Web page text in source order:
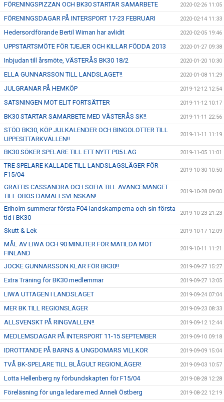
FÖRENINGSPIZZAN OCH BK30 STARTAR SAMARBETE 2020-02-26 11:05
FÖRENINGSDAGAR PÅ INTERSPORT 17-23 FEBRUARI 2020-02-14 11:33
Hedersordförande Bertil Wiman har avlidit 2020-02-05 19:46
UPPSTARTSMÖTE FÖR TJEJER OCH KILLAR FÖDDA 2013 2020-01-27 09:38
Inbjudan till årsmöte, VÄSTERÅS BK30 18/2 2020-01-20 10:30
ELLA GUNNARSSON TILL LANDSLAGET!! 2020-01-08 11:29
JULGRANAR PÅ HEMKÖP 2019-12-12 12:54
SATSNINGEN MOT ELIT FORTSÄTTER 2019-11-12 10:17
BK30 STARTAR SAMARBETE MED VÄSTERÅS SK!! 2019-11-11 22:56
STÖD BK30, KÖP JULKALENDER OCH BINGOLOTTER TILL
UPPESITTARKVÄLLEN!!
2019-11-11 11:19
BK30 SÖKER SPELARE TILL ETT NYTT P05 LAG 2019-11-05 11:01
TRE SPELARE KALLADE TILL LANDSLAGSLÄGER FÖR
F15/04
2019-10-30 10:50
GRATTIS CASSANDRA OCH SOFIA TILL AVANCEMANGET
TILL OBOS DAMALLSVENSKAN!
2019-10-28 09:00
Eriholm summerar första F04-landskamperna och sin första
tid i BK30
2019-10-23 21:23
Skutt & Lek 2019-10-17 12:09
MÅL AV LIWA OCH 90 MINUTER FÖR MATILDA MOT
FINLAND
2019-10-11 11:21
JOCKE GUNNARSSON KLAR FÖR BK30!! 2019-09-27 15:27
Extra Träning för BK30 medlemmar 2019-09-27 13:05
LIWA UTTAGEN I LANDSLAGET 2019-09-24 07:04
MER BK TILL REGIONSLÄGER 2019-09-23 08:33
ALLSVENSKT PÅ RINGVALLEN!! 2019-09-12 12:44
MEDLEMSDAGAR PÅ INTERSPORT 11-15 SEPTEMBER 2019-09-10 09:18
IDROTTANDE PÅ BARNS & UNGDOMARS VILLKOR 2019-09-09 15:04
TVÅ BK-SPELARE TILL BLÅGULT REGIONLÄGER! 2019-09-03 10:57
Lotta Hellenberg ny förbundskapten för F15/04 2019-08-28 12:28
Föreläsning för unga ledare med Anneli Östberg 2019-08-22 12:19